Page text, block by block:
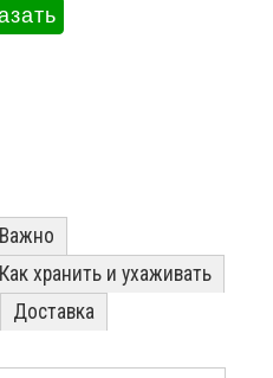
Важно
Как хранить и ухаживать
Доставка